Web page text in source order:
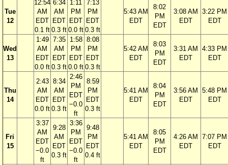
Tue
12
12:54
AM
EDT
0.1 ft
6:34
AM
EDT
0.3 ft
1:11
PM
EDT
0.0 ft
7:13
PM
EDT
0.3 ft
5:43 AM
EDT
8:02
PM
EDT
3:08 AM
EDT
3:22 PM
EDT
Wed
13
1:49
AM
EDT
0.0 ft
7:35
AM
EDT
0.3 ft
1:58
PM
EDT
0.0 ft
8:08
PM
EDT
0.3 ft
5:42 AM
EDT
8:03
PM
EDT
3:31 AM
EDT
4:33 PM
EDT
Thu
14
2:43
AM
EDT
0.0 ft
8:34
AM
EDT
0.3 ft
2:46
PM
EDT
−0.0
ft
8:59
PM
EDT
0.3 ft
5:41 AM
EDT
8:04
PM
EDT
3:56 AM
EDT
5:48 PM
EDT
Fri
15
3:37
AM
EDT
−0.0
ft
9:28
AM
EDT
0.3 ft
3:36
PM
EDT
−0.0
ft
9:48
PM
EDT
0.4 ft
5:41 AM
EDT
8:05
PM
EDT
4:26 AM
EDT
7:07 PM
EDT